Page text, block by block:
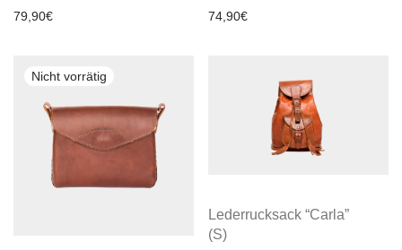
79,90€ 74,90€
Lederrucksack “Carla”
(S)